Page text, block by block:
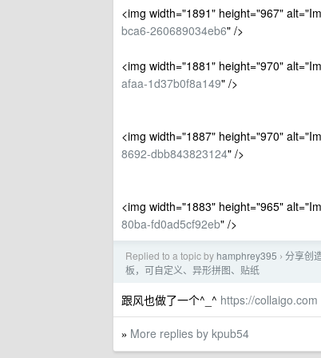
<img width="1891" height="967"
bca6-260689034eb6" />
<img width="1881" height="970"
afaa-1d37b0f8a149" />
<img width="1887" height="970"
8692-dbb843823124" />
<img width="1883" height="965"
80ba-fd0ad5cf92eb" />
Replied to a topic by hamphrey395 › 分享创
板，可自定义、异形拼图、贴纸
跟风也做了一个^_^ https://collaigo.com
» More replies by kpub54